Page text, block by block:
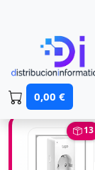
0,00 €
13